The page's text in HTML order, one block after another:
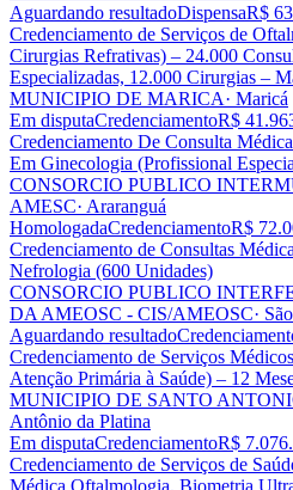
Aguardando resultadoDispensaR$
Credenciamento de Serviços de
Cirurgias Refrativas) – 24.000
Especializadas, 12.000 Cirurgias –
MUNICIPIO DE MARICA· Maricá
Em disputaCredenciamentoR$
Credenciamento De Consulta
Em Ginecologia (Profissional
CONSORCIO PUBLICO
AMESC· Araranguá
HomologadaCredenciamentoR$
Credenciamento de Consultas
Nefrologia (600 Unidades)
CONSORCIO PUBLICO
DA AMEOSC - CIS/AMEOSC·
Aguardando resultado
Credenciamento de Serviços
Atenção Primária à Saúde) – 12
MUNICIPIO DE SANTO
Antônio da Platina
Em disputaCredenciamentoR$
Credenciamento de Serviços de
Médica Oftalmologia, Biometria